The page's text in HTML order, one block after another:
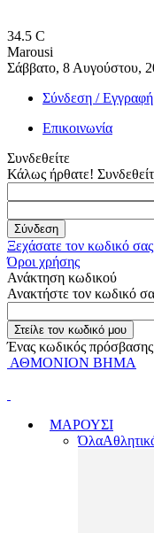
34.5 C
Marousi
Σάββατο, 8 Αυγούστου,
Σύνδεση / Εγγραφή
Επικοινωνία
Συνδεθείτε
Κάλως ήρθατε!
Ξεχάσατε τον κωδικό
Όροι χρήσης
Ανάκτηση κωδικού
Ανακτήστε τον κωδικό
Ένας κωδικός
ΑΘΜΟΝΙΟΝ ΒΗΜΑ
ΜΑΡΟΥΣΙ
Όλα